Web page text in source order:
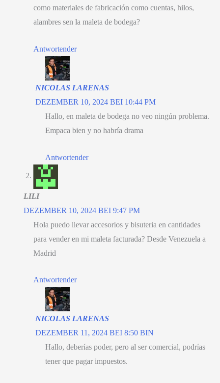
como materiales de fabricación como cuentas, hilos,
alambres sen la maleta de bodega?
Antwortender
NICOLAS LARENAS
DEZEMBER 10, 2024 BEI 10:44 PM
Hallo, en maleta de bodega no veo ningún problema.
Empaca bien y no habría drama
Antwortender
LILI
DEZEMBER 10, 2024 BEI 9:47 PM
Hola puedo llevar accesorios y bisuteria en cantidades
para vender en mi maleta facturada? Desde Venezuela a
Madrid
Antwortender
NICOLAS LARENAS
DEZEMBER 11, 2024 BEI 8:50 BIN
Hallo, deberías poder, pero al ser comercial, podrías
tener que pagar impuestos.